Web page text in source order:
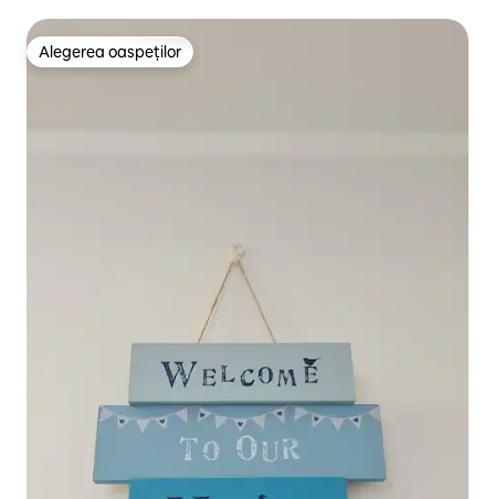
Alegerea oaspeților
Alegerea oaspeților